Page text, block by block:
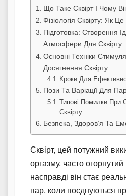
Що Таке Сквірт І Чому
Фізіологія Сквірту: Як
Підготовка: Створення
Атмосфери Для Сквірту
Основні Техніки
Досягнення Сквірту
Кроки Для
Пози Та Варіації Для
Типові Помилки При
Сквірту
Безпека, Здоров’я Та
Сквірт, цей потужний
оргазму, часто
насправді він стає
пар, коли поєднуються